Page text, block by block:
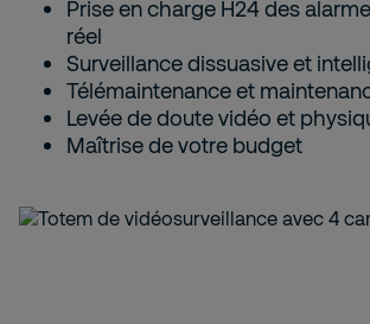
Prise en charge H24 des
réel
Surveillance dissuasive et
Télémaintenance et
Levée de doute vidéo et
Maîtrise de votre budget